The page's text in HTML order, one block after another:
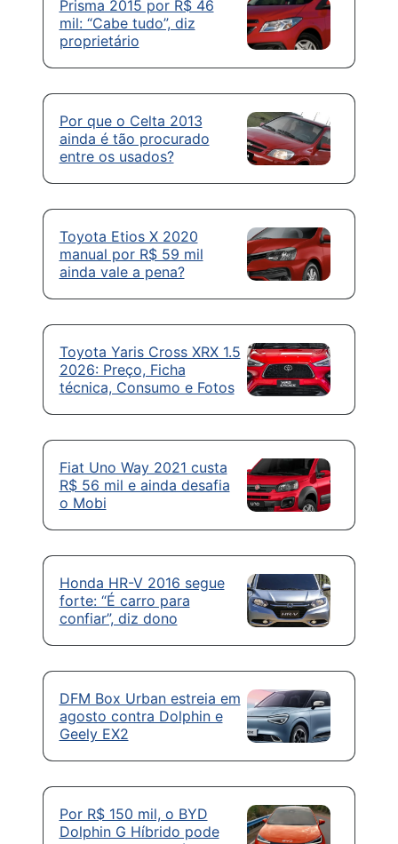
Prisma 2015 por R$ 46
mil: “Cabe tudo”, diz
proprietário
Por que o Celta 2013
ainda é tão procurado
entre os usados?
Toyota Etios X 2020
manual por R$ 59 mil
ainda vale a pena?
Toyota Yaris Cross XRX 1.5
2026: Preço, Ficha
técnica, Consumo e Fotos
Fiat Uno Way 2021 custa
R$ 56 mil e ainda desafia
o Mobi
Honda HR-V 2016 segue
forte: “É carro para
confiar”, diz dono
DFM Box Urban estreia em
agosto contra Dolphin e
Geely EX2
Por R$ 150 mil, o BYD
Dolphin G Híbrido pode